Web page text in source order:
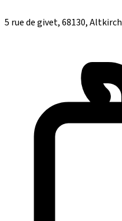
5 rue de givet, 68130, Altkirch